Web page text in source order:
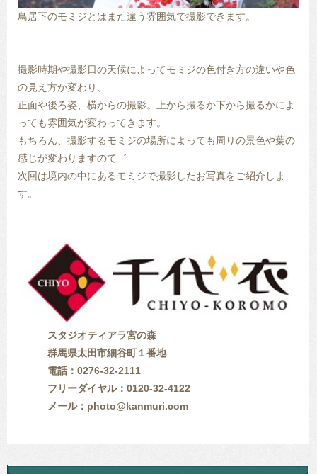
鳥居下のモミジとはまた違う雰囲気で撮影できます。
撮影時期や撮影日の天候によってモミジの色付き方の違いや色
の見え方か変わり、
正面や後ろ姿、横からの撮影。上から撮るか下から撮るかによ
っても雰囲気が変わってきます。
もちろん、撮影するモミジの場所によっても周りの景色や葉の
感じが変わりますのて゛
次回は境内の中にあるモミジで撮影したお写真をご紹介しま
す。
スタジオティアラ宮の森
群馬県太田市細谷町１番地
電話： 0276-32-2111
フリーダイヤル： 0120-32-4122
メール： photo@kanmuri.com